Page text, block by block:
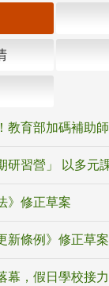
》修正草案
新條例》修正草案